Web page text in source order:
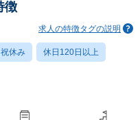
徴
求人の特徴タグの説明
休み 休日120日以上